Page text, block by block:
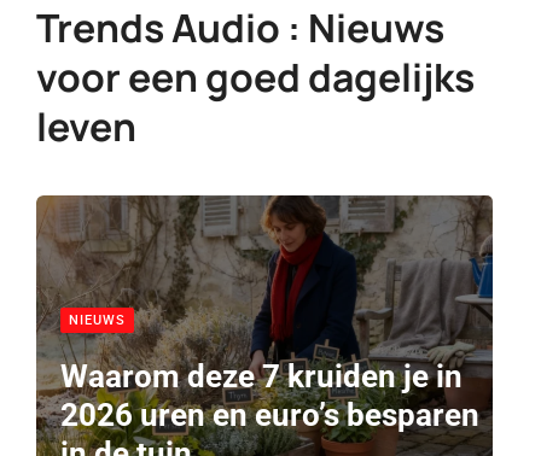
Trends Audio : Nieuws
voor een goed dagelijks
leven
NIEUWS
Waarom deze 7 kruiden je in
2026 uren en euro’s besparen